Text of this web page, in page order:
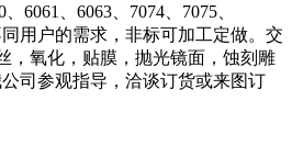
6061、6063、7074、7075、
用户的需求，非标可加工定做。交
，氧化，贴膜，抛光镜面，蚀刻雕
司参观指导，洽谈订货或来图订